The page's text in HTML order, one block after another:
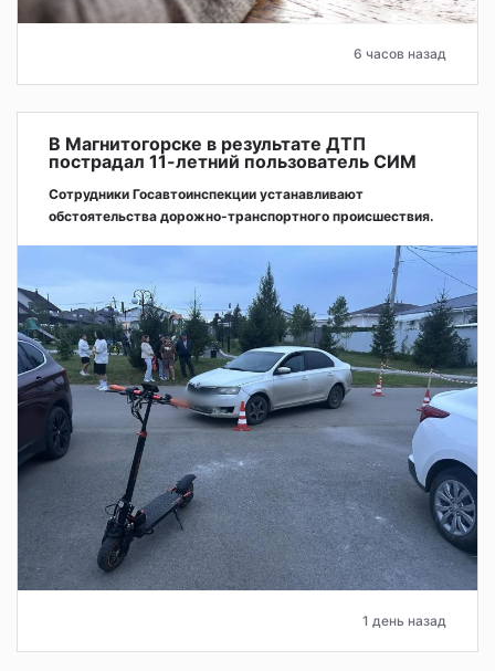
6 часов назад
В Магнитогорске в результате ДТП
пострадал 11-летний пользователь СИМ
Сотрудники Госавтоинспекции устанавливают
обстоятельства дорожно-транспортного происшествия.
1 день назад